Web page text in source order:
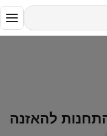
התחנות להאזנה